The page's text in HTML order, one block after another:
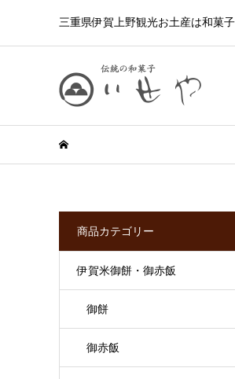
三重県伊賀上野観光お土産は和菓
商品カテゴリー
伊賀米御餅・御赤飯
御餅
御赤飯